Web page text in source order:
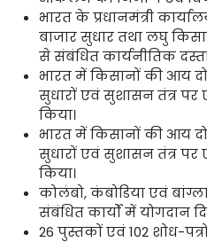
भारत के प्रधानमंत्री
बाजार सुधार तथा लघु
से संबंधित कार्यनीतिक
भारत में किसानों की आय
सुधारों एवं सुशासन तंत्र
किया।
भारत में किसानों की आय
सुधारों एवं सुशासन तंत्र
किया।
कोलंबो, कंबोडिया एवं
संबंधित कार्यों में योगदान
26 पुस्तकों एवं 102 शोध-